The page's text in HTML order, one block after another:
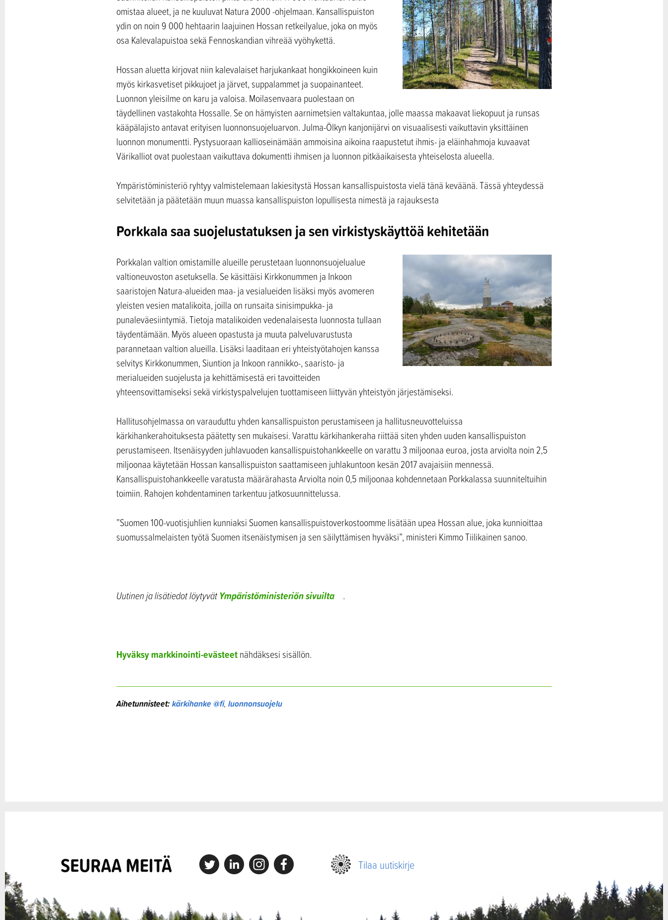
omistaa alueet, ja ne kuuluvat Natura 2000 -ohjelmaan. Kansallispuiston
ydin on noin 9 000 hehtaarin laajuinen Hossan retkeilyalue, joka on myös
osa Kalevalapuistoa sekä Fennoskandian vihreää vyöhykettä.
Hossan aluetta kirjovat niin kalevalaiset harjukankaat hongikkoineen kuin
myös kirkasvetiset pikkujoet ja järvet, suppalammet ja suopainanteet.
Luonnon yleisilme on karu ja valoisa. Moilasenvaara puolestaan on
täydellinen vastakohta Hossalle. Se on hämyisten aarnimetsien valtakuntaa, jolle maassa makaavat liekopuut ja runsas
kääpälajisto antavat erityisen luonnonsuojeluarvon. Julma-Ölkyn kanjonijärvi on visuaalisesti vaikuttavin yksittäinen
luonnon monumentti. Pystysuoraan kallioseinämään ammoisina aikoina raapustetut ihmis- ja eläinhahmoja kuvaavat
Värikalliot ovat puolestaan vaikuttava dokumentti ihmisen ja luonnon pitkäaikaisesta yhteiselosta alueella.
Ympäristöministeriö ryhtyy valmistelemaan lakiesitystä Hossan kansallispuistosta vielä tänä keväänä. Tässä yhteydessä
selvitetään ja päätetään muun muassa kansallispuiston lopullisesta nimestä ja rajauksesta
Porkkala saa suojelustatuksen ja sen virkistyskäyttöä kehitetään
Porkkalan valtion omistamille alueille perustetaan luonnonsuojelualue
valtioneuvoston asetuksella. Se käsittäisi Kirkkonummen ja Inkoon
saaristojen Natura-alueiden maa- ja vesialueiden lisäksi myös avomeren
yleisten vesien matalikoita, joilla on runsaita sinisimpukka- ja
punaleväesiintymiä. Tietoja matalikoiden vedenalaisesta luonnosta tullaan
täydentämään. Myös alueen opastusta ja muuta palveluvarustusta
parannetaan valtion alueilla. Lisäksi laaditaan eri yhteistyötahojen kanssa
selvitys Kirkkonummen, Siuntion ja Inkoon rannikko-, saaristo- ja
merialueiden suojelusta ja kehittämisestä eri tavoitteiden
yhteensovittamiseksi sekä virkistyspalvelujen tuottamiseen liittyvän yhteistyön järjestämiseksi.
Hallitusohjelmassa on varauduttu yhden kansallispuiston perustamiseen ja hallitusneuvotteluissa
kärkihankerahoituksesta päätetty sen mukaisesi. Varattu kärkihankeraha riittää siten yhden uuden kansallispuiston
perustamiseen. Itsenäisyyden juhlavuoden kansallispuistohankkeelle on varattu 3 miljoonaa euroa, josta arviolta noin 2,5
miljoonaa käytetään Hossan kansallispuiston saattamiseen juhlakuntoon kesän 2017 avajaisiin mennessä.
Kansallispuistohankkeelle varatusta määrärahasta Arviolta noin 0,5 miljoonaa kohdennetaan Porkkalassa suunniteltuihin
toimiin. Rahojen kohdentaminen tarkentuu jatkosuunnittelussa.
”Suomen 100-vuotisjuhlien kunniaksi Suomen kansallispuistoverkostoomme lisätään upea Hossan alue, joka kunnioittaa
suomussalmelaisten työtä Suomen itsenäistymisen ja sen säilyttämisen hyväksi”, ministeri Kimmo Tiilikainen sanoo.
Uutinen ja lisätiedot löytyvätYmpäristöministeriön sivuilta .
Hyväksy markkinointi-evästeetnähdäksesi sisällön.
Aihetunnisteet:kärkihanke @fi, luonnonsuojelu
SEURAA MEITÄ X Linkedin InstagramFacebook Tilaa uutiskirje